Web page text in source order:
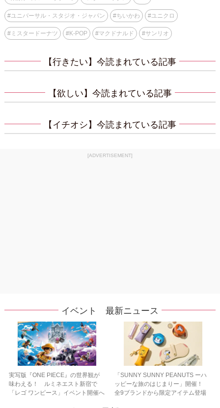
#ユニバーサル・スタジオ・ジャパン #ちいかわ #ユニクロ
#ミスタードーナツ #K-POP #マクドナルド #サンリオ
【行きたい】今読まれている記事
【欲しい】今読まれている記事
【イチオシ】今読まれている記事
[ADVERTISEMENT]
イベント 最新ニュース
実写版『ONE PIECE』の世界観が
味わえる！ ルミネエスト新宿で
「レゴ ワンピース」イベント開催へ
「SUNNY SUNNY PEANUTS ーハ
ッピーな旅のはじまりー」開催！
全9ブランドから限定アイテム登場